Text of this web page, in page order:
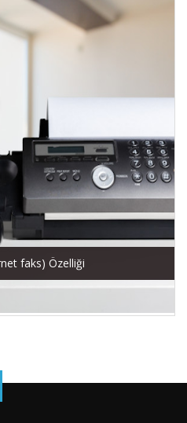
faks) Özelliği